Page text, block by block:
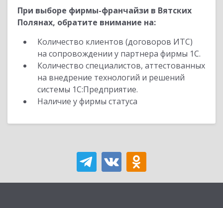
При выборе фирмы-франчайзи в Вятских
Полянах, обратите внимание на:
Количество клиентов (договоров ИТС)
на сопровождении у партнера фирмы 1С.
Количество специалистов, аттестованных
на внедрение технологий и решений
системы 1С:Предприятие.
Наличие у фирмы статуса